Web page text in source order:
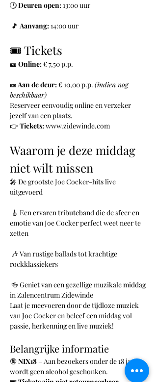
🕐 Deuren open: 13:00 uur
🎵 Aanvang: 14:00 uur
🎟️ Tickets
🎫 Online: € 7,50 p.p.
🎫 Aan de deur: € 10,00 p.p. (indien nog
beschikbaar)
Reserveer eenvoudig online en verzeker
jezelf van een plaats.
👉 Tickets:www.zidewinde.com
Waarom je deze middag
niet wilt missen
🎤 De grootste Joe Cocker-hits live
uitgevoerd
emotie van Joe Cocker perfect weet neer te
zetten
rockklassiekers
in Zalencentrum Zidewinde
Laat je meevoeren door de tijdloze muziek
van Joe Cocker en beleef een middag vol
passie, herkenning en live muziek!
Belangrijke informatie
🔞 NIX18 – Aan bezoekers onder de 18 jaar
wordt geen alcohol geschonken.